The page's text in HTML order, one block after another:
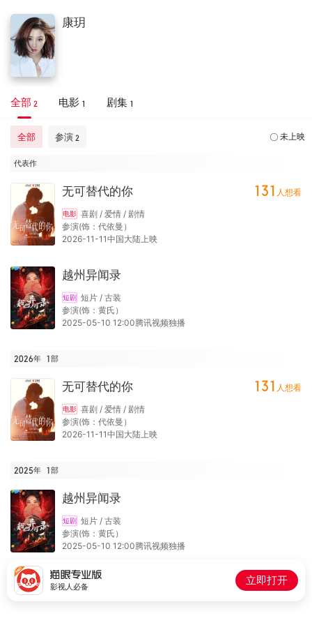
康玥
全部 2 电影 1 剧集 1
全部 参演 2 未上映
代表作
无可替代的你
电影 喜剧 / 爱情 / 剧情
参演(饰：代依曼）
2026-11-11中国大陆上映
131 人想看
越州异闻录
短剧 短片 / 古装
参演(饰：黄氏）
2025-05-10 12:00腾讯视频独播
2026年 1部
无可替代的你
电影 喜剧 / 爱情 / 剧情
参演(饰：代依曼）
2026-11-11中国大陆上映
131 人想看
2025年 1部
越州异闻录
短剧 短片 / 古装
参演(饰：黄氏）
2025-05-10 12:00腾讯视频独播
影视人必备
立即打开